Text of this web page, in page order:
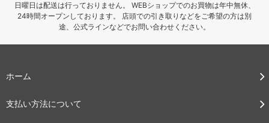
日曜日は配送は行っておりません。 WEBショップでのお買物は年中無休、
24時間オープンしております。 店頭での引き取りなどをご希望の方は別
途、公式ラインなどでお問い合わせください。
ホーム
支払い方法について